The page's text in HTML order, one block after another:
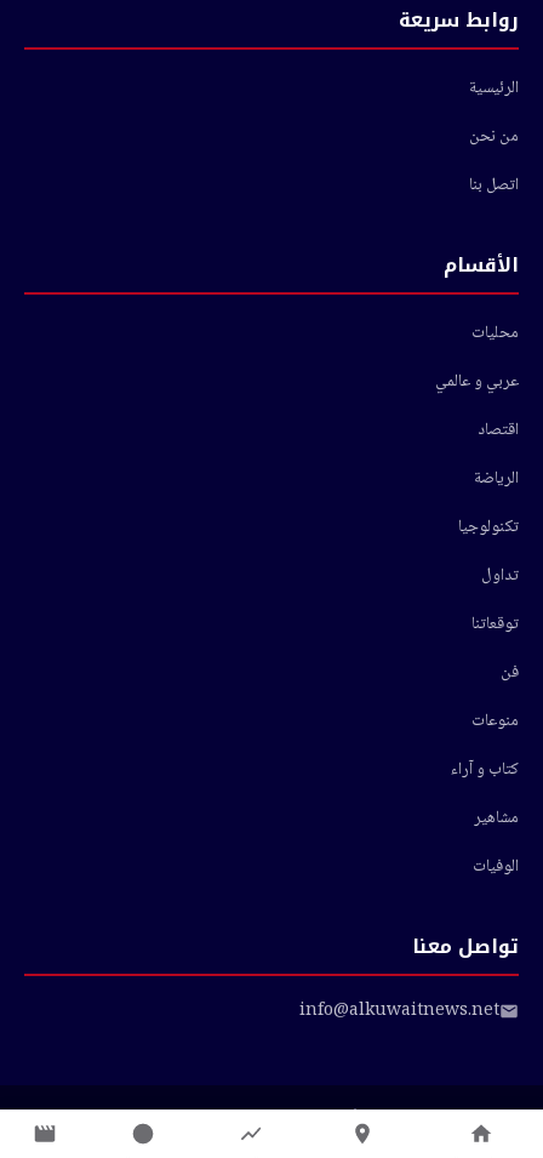
روابط سريعة
الرئيسية
من نحن
اتصل بنا
الأقسام
محليات
عربي و عالمي
اقتصاد
الرياضة
تكنولوجيا
تداول
توقعاتنا
فن
منوعات
كتاب و آراء
مشاهير
الوفيات
تواصل معنا
info@alkuwaitnews.net
سياسة الخصوصية
شروط الاستخدام